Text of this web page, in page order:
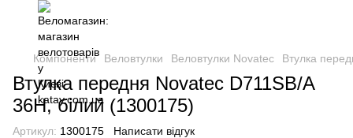
Компоненти Веловтулки Веловтулки Novatec Втулка
Втулка передня Novatec D711SB/A
36H, білий (1300175)
Артикул: 1300175 Написати відгук